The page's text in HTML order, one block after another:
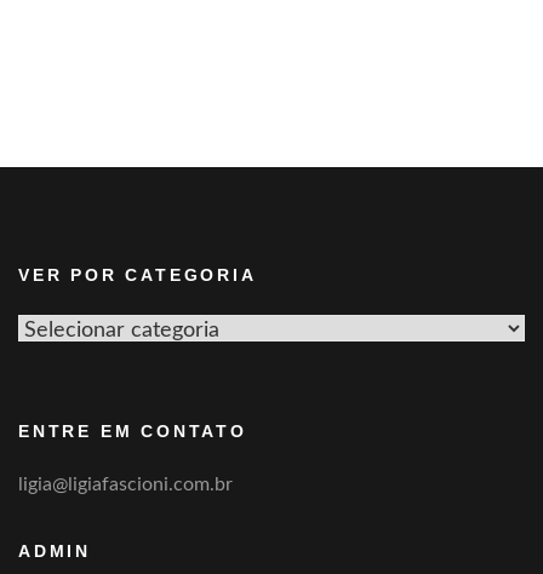
VER POR CATEGORIA
Ver
ENTRE EM CONTATO
ligia@ligiafascioni.com.br
ADMIN